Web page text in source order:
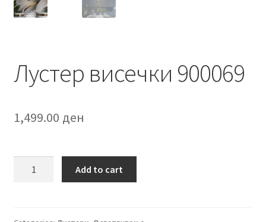
Лустер висечки 900069
1,499.00 ден
Add to cart